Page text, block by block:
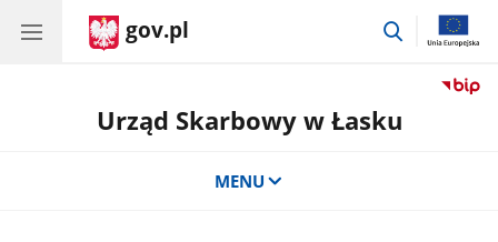
gov.pl
przejdź
Urząd Skarbowy w Łasku
MENU